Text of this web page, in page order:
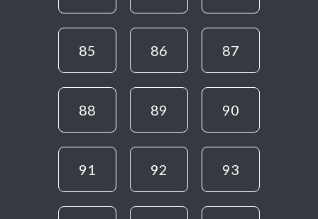
85 86 87
88 89 90
91 92 93